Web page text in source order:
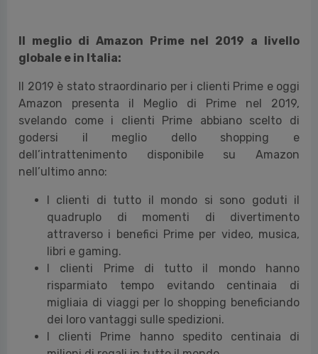
Il meglio di Amazon Prime nel 2019 a livello
globale e in Italia:
Il 2019 è stato straordinario per i clienti Prime e oggi
Amazon presenta il Meglio di Prime nel 2019,
svelando come i clienti Prime abbiano scelto di
godersi il meglio dello shopping e
dell’intrattenimento disponibile su Amazon
nell’ultimo anno:
I clienti di tutto il mondo si sono goduti il
quadruplo di momenti di divertimento
attraverso i benefici Prime per video, musica,
libri e gaming.
I clienti Prime di tutto il mondo hanno
risparmiato tempo evitando centinaia di
migliaia di viaggi per lo shopping beneficiando
dei loro vantaggi sulle spedizioni.
I clienti Prime hanno spedito centinaia di